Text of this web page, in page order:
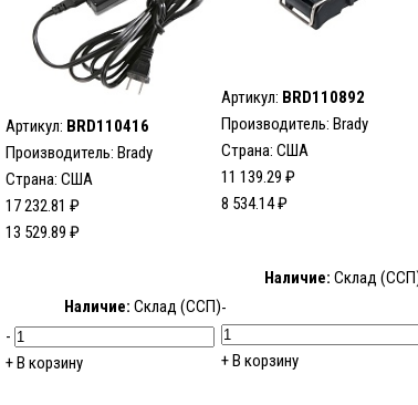
Артикул: BRD110416
Производитель: Brady
Страна: США
17 232.81 ₽
13 529.89 ₽
Наличие: Склад (ССП)
-
+В корзину
Артикул: BRD110892
Производитель: Brady
Страна: США
11 139.29 ₽
8 534.14 ₽
Наличие: Склад
-
+В корзину